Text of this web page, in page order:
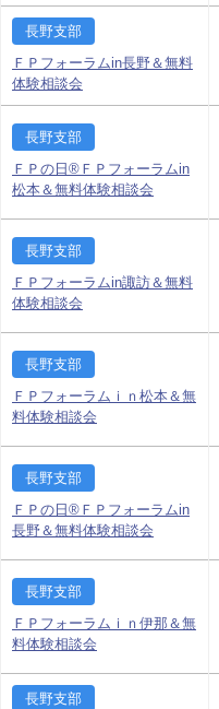
長野支部
ＦＰフォーラムin長野＆無料
体験相談会
長野支部
ＦＰの日®ＦＰフォーラムin
松本＆無料体験相談会
長野支部
ＦＰフォーラムin諏訪＆無料
体験相談会
長野支部
ＦＰフォーラムｉｎ松本＆無
料体験相談会
長野支部
ＦＰの日®ＦＰフォーラムin
長野＆無料体験相談会
長野支部
ＦＰフォーラムｉｎ伊那＆無
料体験相談会
長野支部